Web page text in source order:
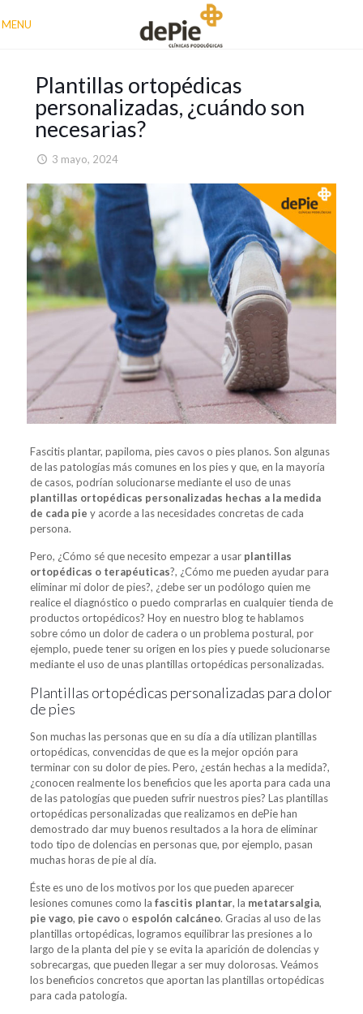
MENU
Plantillas ortopédicas
personalizadas, ¿cuándo son
necesarias?
3 mayo, 2024
Fascitis plantar, papiloma, pies cavos o pies planos. Son algunas
de las patologías más comunes en los pies y que, en la mayoría
de casos, podrían solucionarse mediante el uso de unas
plantillas ortopédicas personalizadas hechas a la medida
de cada pie y acorde a las necesidades concretas de cada
persona.
Pero, ¿Cómo sé que necesito empezar a usar plantillas
ortopédicas o terapéuticas?, ¿Cómo me pueden ayudar para
eliminar mi dolor de pies?, ¿debe ser un podólogo quien me
realice el diagnóstico o puedo comprarlas en cualquier tienda de
productos ortopédicos? Hoy en nuestro blog te hablamos
sobre cómo un dolor de cadera o un problema postural, por
ejemplo, puede tener su origen en los pies y puede solucionarse
mediante el uso de unas plantillas ortopédicas personalizadas.
Plantillas ortopédicas personalizadas para dolor
de pies
Son muchas las personas que en su día a día utilizan plantillas
ortopédicas, convencidas de que es la mejor opción para
terminar con su dolor de pies. Pero, ¿están hechas a la medida?,
¿conocen realmente los beneficios que les aporta para cada una
de las patologías que pueden sufrir nuestros pies? Las plantillas
ortopédicas personalizadas que realizamos en dePie han
demostrado dar muy buenos resultados a la hora de eliminar
todo tipo de dolencias en personas que, por ejemplo, pasan
muchas horas de pie al día.
Éste es uno de los motivos por los que pueden aparecer
lesiones comunes como la fascitis plantar, la metatarsalgia,
pie vago, pie cavoo espolón calcáneo. Gracias al uso de las
plantillas ortopédicas, logramos equilibrar las presiones a lo
largo de la planta del pie y se evita la aparición de dolencias y
sobrecargas, que pueden llegar a ser muy dolorosas. Veámos
los beneficios concretos que aportan las plantillas ortopédicas
para cada patología.